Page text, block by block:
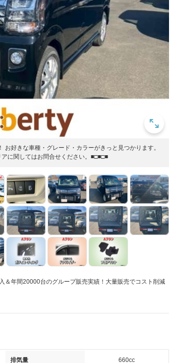
好きな車種・グレード・カラーがきっと見つかります。
に関してはお問合せください。■□■□■
年間20000台のグループ販売実績！大量販売でコスト削減
排気量 660cc